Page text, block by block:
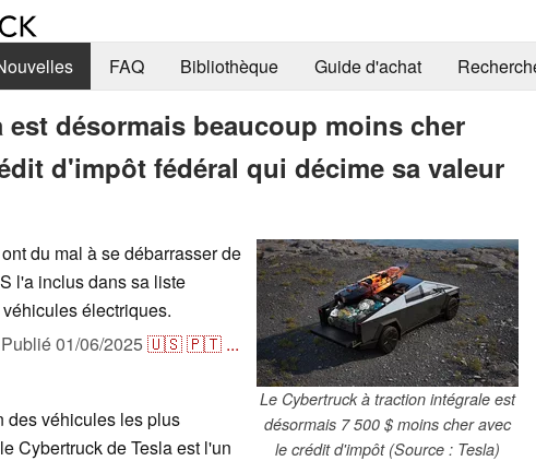
FAQ Bibliothèque Guide d'achat
est désormais beaucoup moins cher
d'impôt fédéral qui décime sa valeur
Le Cybertruck à traction intégrale est
désormais 7 500 $ moins cher avec
le crédit d'impôt (Source : Tesla)
du mal à se débarrasser de
l'a inclus dans sa liste
électriques.
Publié01/06/2025🇺🇸🇵🇹 ...
des véhicules les plus
le Cybertruck de Tesla est l'un